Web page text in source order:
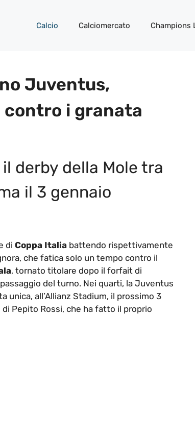
Calcio Calciomercato Champions
Juventus,
contro i granata
derby della Mole tra
il 3 gennaio
di Coppa Italia battendo rispettivamente
che fatica solo un tempo contro il
, tornato titolare dopo il forfait di
del turno. Nei quarti, la Juventus
unica, all’Allianz Stadium, il prossimo 3
Pepito Rossi, che ha fatto il proprio